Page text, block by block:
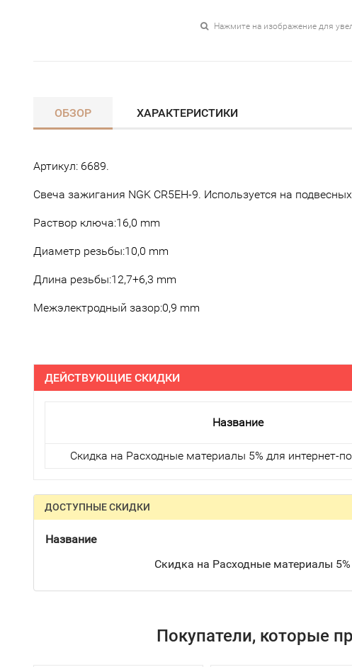
Нажмите на изображение для
ОБЗОР ХАРАКТЕРИСТИКИ
Артикул: 6689.
Свеча зажигания NGK CR5EH-9. Используется на
Раствор ключа:16,0 mm
Диаметр резьбы:10,0 mm
Длина резьбы:12,7+6,3 mm
Межэлектродный зазор:0,9 mm
ДЕЙСТВУЮЩИЕ СКИДКИ
Название
Скидка на Расходные материалы 5% для интернет-
ДОСТУПНЫЕ СКИДКИ
Название
Скидка на Расходные материалы 5%
Покупатели, которые